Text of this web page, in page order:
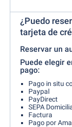
¿Puedo
tarjeta de
Reservar un
Puede elegir
pago:
Pago in situ
Paypal
PayDirect
SEPA
Factura
Pago por